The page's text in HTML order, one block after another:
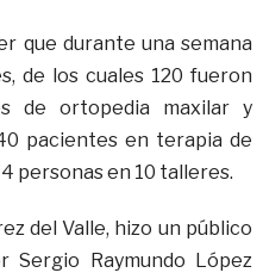
que durante una semana
de los cuales 120 fueron
de ortopedia maxilar y
pacientes en terapia de
personas en 10 talleres.
del Valle, hizo un público
Sergio Raymundo López